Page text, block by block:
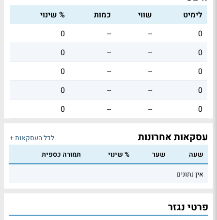
לימיט שווי כמות
% שינוי
0
--
--
0
0
--
--
0
0
--
--
0
0
--
--
0
0
--
--
0
עסקאות אחרונות
לכל העסקאות +
שעה
שער % שינוי
תמורה כספית
אין נתונים
פרטי נגזר